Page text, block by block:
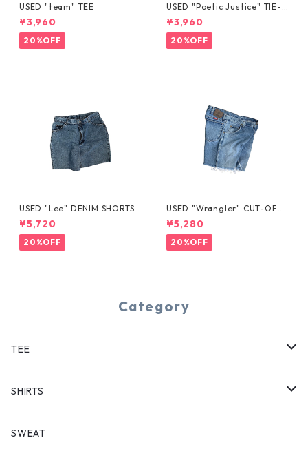
USED "team" TEE
¥3,960
20%OFF
USED "Poetic Justice" TIE-D
YE TEE
¥3,960
20%OFF
USED "Lee" DENIM SHORTS
¥5,720
20%OFF
USED "Wrangler" CUT-OFF
DENIM SHORTS
¥5,280
20%OFF
Category
TEE
SHORT SLEEVE
LONG SLEEVE
SHIRTS
SHORT SLEEVE
SWEAT